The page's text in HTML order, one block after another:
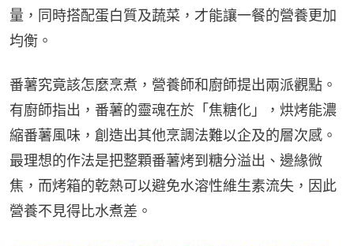
量，同時搭配蛋白質及蔬菜，才能讓一餐的營養更加
均衡。
番薯究竟該怎麼烹煮，營養師和廚師提出兩派觀點。
有廚師指出，番薯的靈魂在於「焦糖化」，烘烤能濃
縮番薯風味，創造出其他烹調法難以企及的層次感。
最理想的作法是把整顆番薯烤到糖分溢出、邊緣微
焦，而烤箱的乾熱可以避免水溶性維生素流失，因此
營養不見得比水煮差。